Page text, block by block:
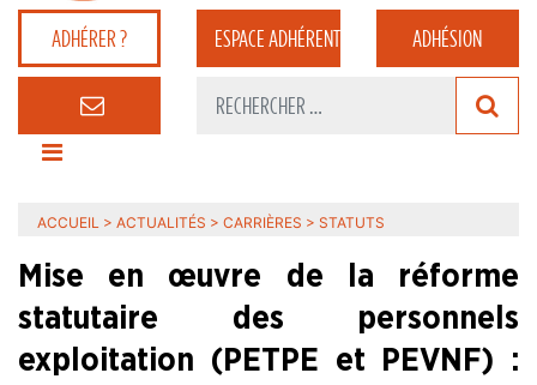
ADHÉRER ? ESPACEADHÉRENT ADHÉSION
ACCUEIL > ACTUALITÉS > CARRIÈRES > STATUTS
Mise en œuvre de la réforme
statutaire des personnels
exploitation (PETPE et PEVNF) :